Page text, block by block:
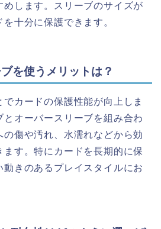
めします。スリーブのサイズが
十分に保護できます。
を使うメリットは？
カードの保護性能が向上しま
オーバースリーブを組み合わ
傷や汚れ、水濡れなどから効
す。特にカードを長期的に保
きのあるプレイスタイルにお